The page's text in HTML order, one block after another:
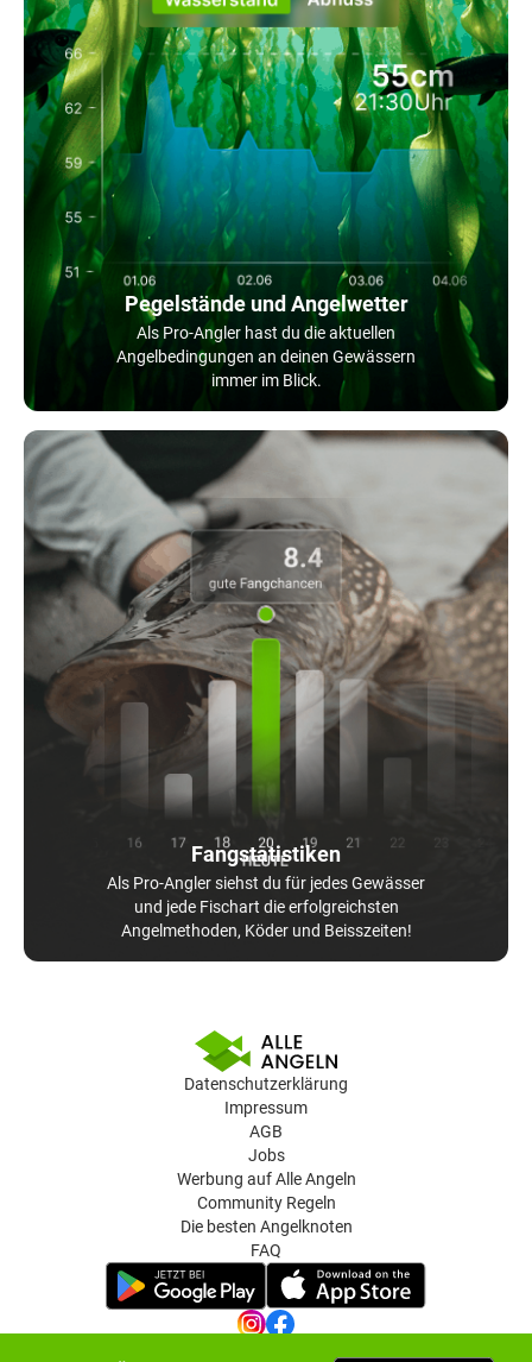
Pegelstände und Angelwetter
Als Pro-Angler hast du die aktuellen
Angelbedingungen an deinen Gewässern
immer im Blick.
Fangstatistiken
Als Pro-Angler siehst du für jedes Gewässer
und jede Fischart die erfolgreichsten
Angelmethoden, Köder und Beisszeiten!
Datenschutzerklärung
Impressum
AGB
Jobs
Werbung auf Alle Angeln
Community Regeln
Die besten Angelknoten
FAQ